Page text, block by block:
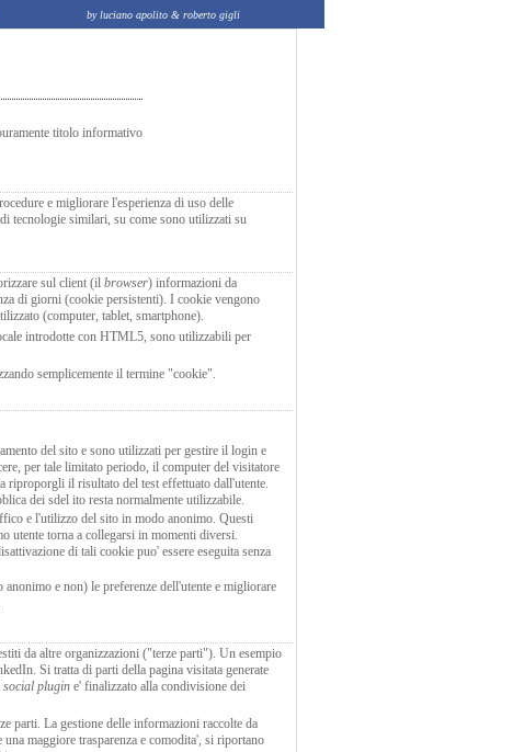
by luciano apolito & roberto gigli
titolo informativo
e migliorare l'esperienza di uso delle
tecnologie similari, su come sono utilizzati su
sul client (il browser) informazioni da
di giorni (cookie persistenti). I cookie vengono
(computer, tablet, smartphone).
introdotte con HTML5, sono utilizzabili per
semplicemente il termine "cookie".
del sito e sono utilizzati per gestire il login e
per tale limitato periodo, il computer del visitatore
riproporgli il risultato del test effettuato dall'utente.
dei sdel ito resta normalmente utilizzabile.
e l'utilizzo del sito in modo anonimo. Questi
utente torna a collegarsi in momenti diversi.
di tali cookie puo' essere eseguita senza
e non) le preferenze dell'utente e migliorare
da altre organizzazioni ("terze parti"). Un esempio
Si tratta di parti della pagina visitata generate
social plugin e' finalizzato alla condivisione dei
parti. La gestione delle informazioni raccolte da
maggiore trasparenza e comodita', si riportano